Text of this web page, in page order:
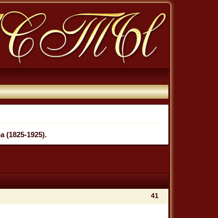
(1825-1925).
41